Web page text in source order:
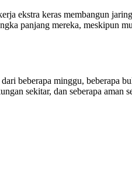
ekstra keras membangun
panjang mereka, meskipun
beberapa minggu, beberapa
sekitar, dan seberapa aman